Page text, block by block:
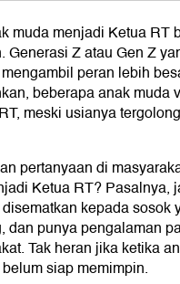
Jadi Ketua RT?
Ketua RT
Ketua RT
Pemilihan
Ketua RT
Pelantikan Ketua RT Terpilih
RT dari Kalangan Gen Z
Terbuka
Ide Kreatif
muda menjadi Ketua RT
Generasi Z atau Gen Z
peran lebih
beberapa anak muda
meski usianya
pertanyaan di
Ketua RT? Pasalnya,
kepada sosok
dan punya pengalaman
Tak heran jika ketika
siap memimpin.